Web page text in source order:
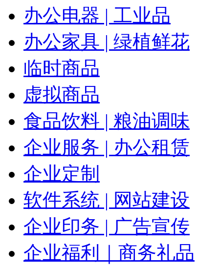
办公电器 | 工业品
办公家具 | 绿植鲜花
临时商品
虚拟商品
食品饮料 | 粮油调味
企业服务 | 办公租赁
企业定制
软件系统 | 网站建设
企业印务 | 广告宣传
企业福利｜商务礼品